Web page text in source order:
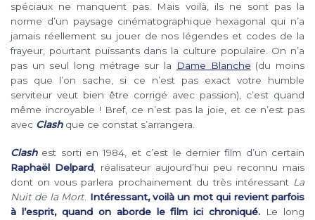
spéciaux ne manquent pas. Mais voilà, ils ne sont pas la
norme d’un paysage cinématographique hexagonal qui n’a
jamais réellement su jouer de nos légendes et codes de la
frayeur, pourtant puissants dans la culture populaire. On n’a
pas un seul long métrage sur la
Dame Blanche (du moins
pas que l’on sache, si ce n’est pas exact votre humble
serviteur veut bien être corrigé avec passion), c’est quand
même incroyable ! Bref, ce n’est pas la joie, et ce n’est pas
avec Clashque ce constat s’arrangera.
Clashest sorti en 1984, et c’est le dernier film d’un certain
Raphaël Delpard, réalisateur aujourd’hui peu reconnu mais
dont on vous parlera prochainement du très intéressant La
Nuit de la Mort. Intéressant, voilà un mot qui revient parfois
à l’esprit, quand on aborde le film ici chroniqué. Le long